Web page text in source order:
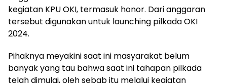
kegiatan KPU OKI, termasuk honor. Dari anggaran
tersebut digunakan untuk launching pilkada OKI
2024.
Pihaknya meyakini saat ini masyarakat belum
banyak yang tau bahwa saat ini tahapan pilkada
telah dimulai, oleh sebab itu melalui kegiatan